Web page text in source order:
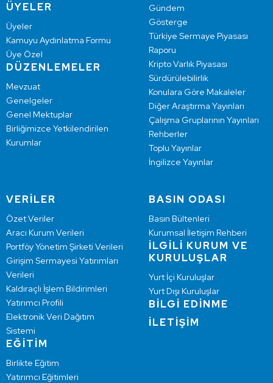
ÜYELER
Üyeler
Kamuyu Aydınlatma Formu
Üye Özel
DÜZENLEMELER
Mevzuat
Genelgeler
Genel Mektuplar
Birliğimizce Yetkilendirilen
Kurumlar
Gündem
Gösterge
Türkiye Sermaye Piyasası
Raporu
Kripto Varlık Piyasası
Sürdürülebilirlik
Konulara Göre Makaleler
Diğer Araştırma Yayınları
Çalışma Gruplarının Yayınları
Rehberler
Toplu Yayınlar
İngilizce Yayınlar
VERİLER
Özet Veriler
Aracı Kurum Verileri
Portföy Yönetim Şirketi Verileri
Girişim Sermayesi Yatırımları
Verileri
Kaldıraçlı İşlem Bildirimleri
Yatırımcı Profili
Elektronik Veri Dağıtım
Sistemi
EĞİTİM
Birlikte Eğitim
Yatırımcı Eğitimleri
BASIN ODASI
Basın Bültenleri
Kurumsal İletişim Rehberi
İLGİLİ KURUM VE
KURULUŞLAR
Yurt İçi Kuruluşlar
Yurt Dışı Kuruluşlar
BİLGİ EDİNME
İLETİŞİM